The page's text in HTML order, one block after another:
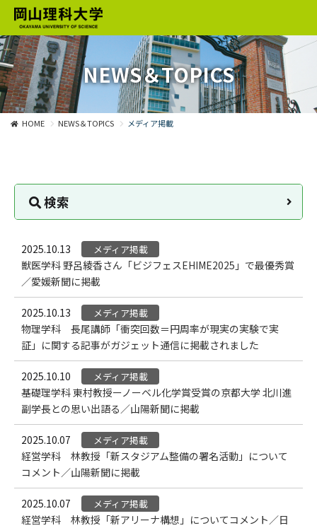
NEWS＆TOPICS
HOME NEWS＆TOPICS メディア掲載
検索
2025.10.13 メディア掲載
獣医学科 野呂綾香さん「ビジフェスEHIME2025」で最優秀賞
／愛媛新聞に掲載
2025.10.13 メディア掲載
物理学科 長尾講師「衝突回数＝円周率が現実の実験で実
証」に関する記事がガジェット通信に掲載されました
2025.10.10 メディア掲載
基礎理学科 東村教授ーノーベル化学賞受賞の京都大学 北川進
副学長との思い出語る／山陽新聞に掲載
2025.10.07 メディア掲載
経営学科 林教授「新スタジアム整備の署名活動」について
コメント／山陽新聞に掲載
2025.10.07 メディア掲載
経営学科 林教授「新アリーナ構想」についてコメント／日